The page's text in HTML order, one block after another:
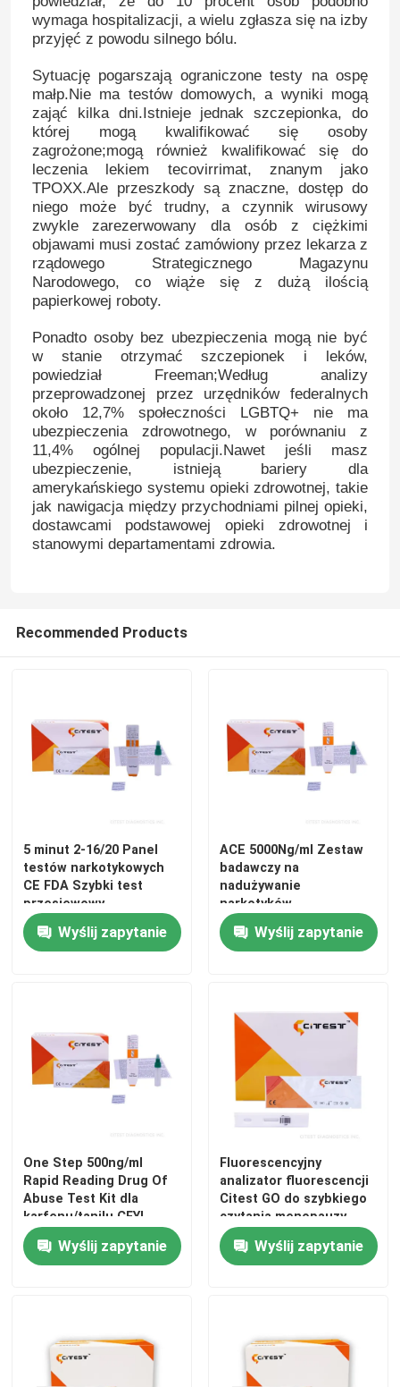
Aktualności
Zestaw do testowania przeciwciał COVID 19
Zestaw testowy zdrowia kobiet
Zestaw testowy na choroby zakaźne
Zestaw testowy do nadużywania narkotyków
Szybki test markerów nowotworowych
Zestaw do badania markerów serca
Szybki test zdrowia
Czytnik LF
Szybki test PCR
Zestaw do testów biochemicznych
wymaga hospitalizacji, a wielu zgłasza się na izby
przyjęć z powodu silnego bólu.
Sytuację pogarszają ograniczone testy na ospę
małp.Nie ma testów domowych, a wyniki mogą
zająć kilka dni.Istnieje jednak szczepionka, do
której mogą kwalifikować się osoby
zagrożone;mogą również kwalifikować się do
leczenia lekiem tecovirrimat, znanym jako
TPOXX.Ale przeszkody są znaczne, dostęp do
niego może być trudny, a czynnik wirusowy
zwykle zarezerwowany dla osób z ciężkimi
objawami musi zostać zamówiony przez lekarza z
rządowego Strategicznego Magazynu
Narodowego, co wiąże się z dużą ilością
papierkowej roboty.
Ponadto osoby bez ubezpieczenia mogą nie być
w stanie otrzymać szczepionek i leków,
powiedział Freeman;Według analizy
przeprowadzonej przez urzędników federalnych
około 12,7% społeczności LGBTQ+ nie ma
ubezpieczenia zdrowotnego, w porównaniu z
11,4% ogólnej populacji.Nawet jeśli masz
ubezpieczenie, istnieją bariery dla
amerykańskiego systemu opieki zdrowotnej, takie
jak nawigacja między przychodniami pilnej opieki,
dostawcami podstawowej opieki zdrowotnej i
stanowymi departamentami zdrowia.
Recommended Products
5 minut 2-16/20 Panel
testów narkotykowych
CE FDA Szybki test
przesiewowy
Wyślij zapytanie
ACE 5000Ng/ml Zestaw
badawczy na
nadużywanie
narkotyków
Acetam/inofen Badanie
moczu 93,5% wrażliwość
Wyślij zapytanie
One Step 500ng/ml
Rapid Reading Drug Of
Abuse Test Kit dla
karfenu/tanilu CFYL
Wyślij zapytanie
Fluorescencyjny
analizator fluorescencji
Citest GO do szybkiego
czytania menopauzy
Wyślij zapytanie